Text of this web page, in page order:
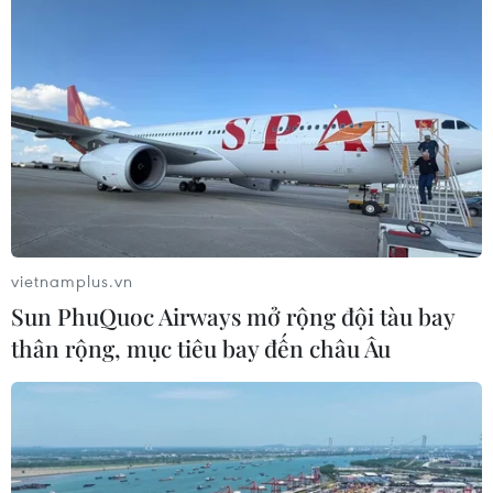
Đại tướng Nguyễn Chí Thanh, nhân 50 năm ngày mất
của Đại tướng (6/7/1967-6/7/2017).
vietnamplus.vn
Sun PhuQuoc Airways mở rộng đội tàu bay
thân rộng, mục tiêu bay đến châu Âu